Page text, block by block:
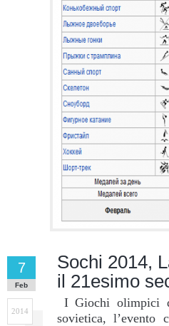
Sochi 2014,
il 21esimo
7
Feb
2014
I Giochi
sovietica, l’evento